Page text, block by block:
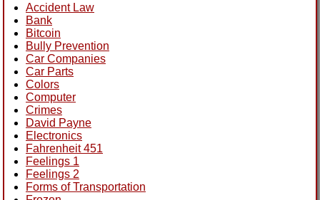
Accident Law
Bank
Bitcoin
Bully Prevention
Car Companies
Car Parts
Colors
Computer
Crimes
David Payne
Electronics
Fahrenheit 451
Feelings 1
Feelings 2
Forms of Transportation